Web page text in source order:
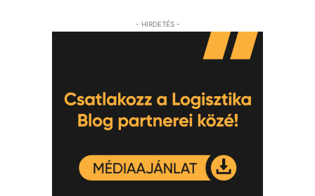
- HIRDETÉS -